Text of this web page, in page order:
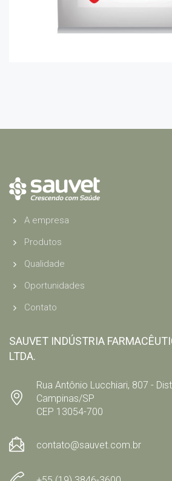
A empresa
Produtos
Qualidade
Oportunidades
Contato
SAUVET INDÚSTRIA
LTDA.
Rua Antônio Lucchiari, 807 -
Campinas/SP
CEP 13054-700
contato@sauvet.com.br